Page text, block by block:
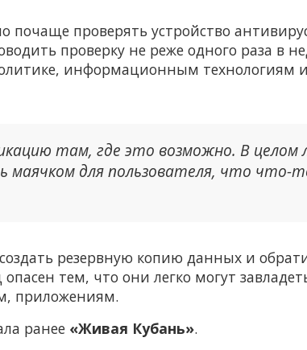
почаще проверять устройство
проверку не реже одного раза в
информационным технологиям
там, где это возможно. В целом
маячком для пользователя, что что-
резервную копию данных и
тем, что они легко могут
приложениям.
ранее «Живая Кубань».